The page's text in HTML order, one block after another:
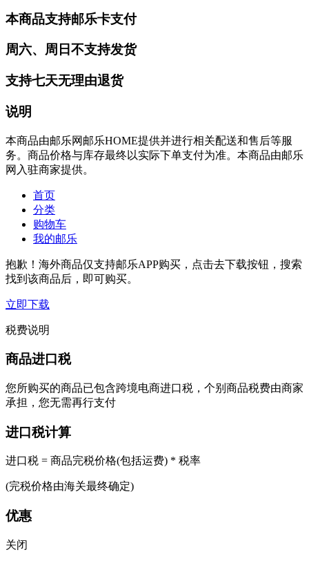
本商品支持邮乐卡支付
周六、周日不支持发货
支持七天无理由退货
说明
本商品由邮乐网邮乐HOME提供并进行相关配送和售后等服
务。商品价格与库存最终以实际下单支付为准。本商品由邮乐
网入驻商家提供。
首页
分类
购物车
我的邮乐
抱歉！海外商品仅支持邮乐APP购买，点击去下载按钮，搜索
找到该商品后，即可购买。
立即下载
税费说明
商品进口税
您所购买的商品已包含跨境电商进口税，个别商品税费由商家
承担，您无需再行支付
进口税计算
进口税 = 商品完税价格(包括运费) * 税率
(完税价格由海关最终确定)
优惠
关闭